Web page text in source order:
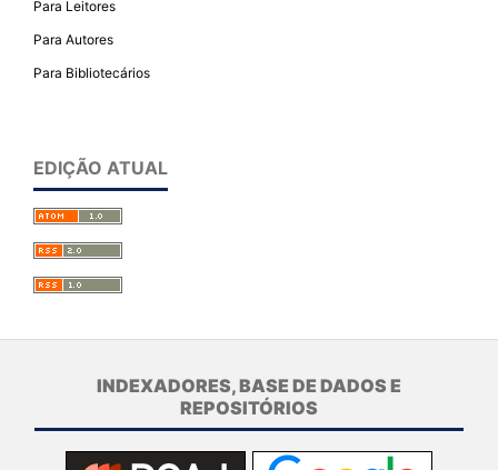
Para Leitores
Para Autores
Para Bibliotecários
EDIÇÃO ATUAL
INDEXADORES, BASE DE DADOS E
REPOSITÓRIOS